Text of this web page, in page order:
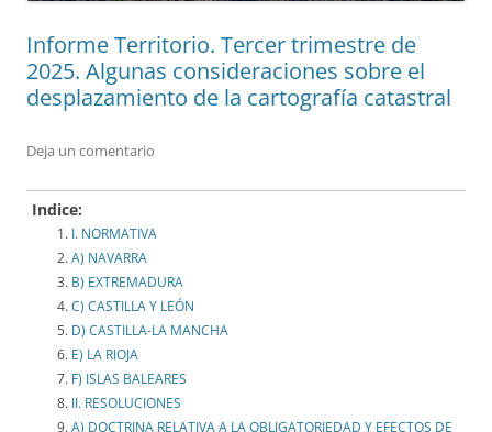
Informe Territorio. Tercer trimestre de
2025. Algunas consideraciones sobre el
desplazamiento de la cartografía catastral
Deja un comentario
Indice:
I. NORMATIVA
A) NAVARRA
B) EXTREMADURA
C) CASTILLA Y LEÓN
D) CASTILLA-LA MANCHA
E) LA RIOJA
F) ISLAS BALEARES
II. RESOLUCIONES
A) DOCTRINA RELATIVA A LA OBLIGATORIEDAD Y EFECTOS DE